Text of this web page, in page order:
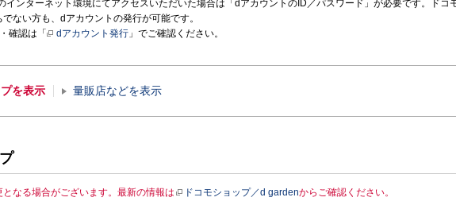
インターネット環境にてアクセスいただいた場合は「dアカウントのID／パスワード」が必要です。ドコ
ない方も、dアカウントの発行が可能です。
確認は「
dアカウント発行 」でご確認ください。
を表示 量販店などを表示
なる場合がございます。最新の情報は ドコモショップ／d gardenからご確認ください。